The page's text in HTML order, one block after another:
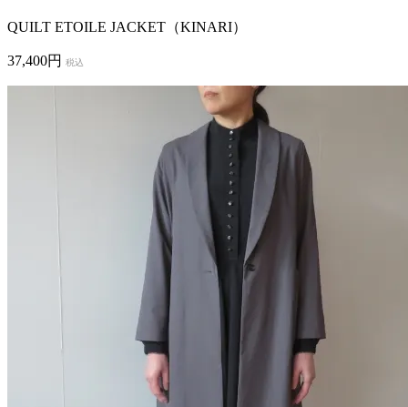
QUILT ETOILE JACKET（KINARI）
37,400円 税込